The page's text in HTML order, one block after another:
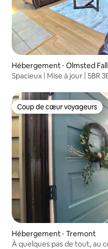
Hébergement ⋅ Olmsted
Spacieux | Mise à jour | 5BR
Coup de cœur voyageurs
Coup de cœur voyageurs
Hébergement ⋅ Tremont
À quelques pas de tout, au